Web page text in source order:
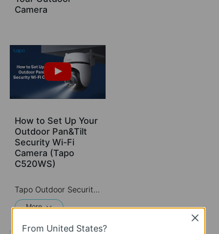
Camera
How to Set Up Your
Outdoor Pan&Tilt
Security Wi-Fi
Camera (Tapo
C520WS)
Tapo Outdoor Security Wi-Fi Camera is a full-featured weatherproof security camera that you can access from anywhere. High resolution videos deliver crystal-clear images while smart motion detection and instant notifications make sure you never miss a thing. Moreover, the automatic siren system will trigger light and sound to frighten away unwanted visitors after the camera detects motion. Finally local storage with a microSD card provides security, convenience, and peace of mind. Day or night, rain or shine, the Tapo camera protects what you love most.
More
From United States?
Close